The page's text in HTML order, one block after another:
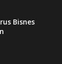
Bisnes